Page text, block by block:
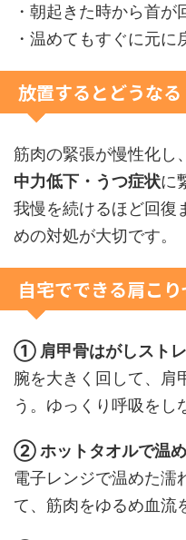
・朝起きた時から首が
・温めてもすぐに元に
放置するとどうなる
筋肉の緊張が慢性化し、
中力低下・うつ症状に
我慢を続けるほど回復
めの対処が大切です。
自宅でできる肩こ
① 肩甲骨はがしスト
腕を大きく回して、肩
う。ゆっくり呼吸をし
② ホットタオルで温
電子レンジで温めた濡
て、筋肉をゆるめ血流